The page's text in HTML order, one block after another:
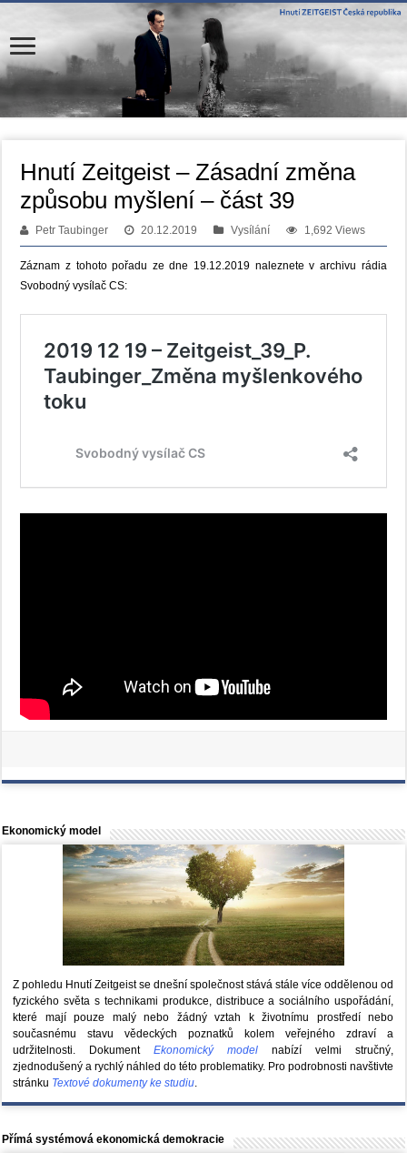
Hnutí Zeitgeist – Zásadní změna
způsobu myšlení – část 39
Petr Taubinger 20.12.2019 Vysílání 1,692 Views
Záznam z tohoto pořadu ze dne 19.12.2019 naleznete v archivu rádia
Svobodný vysílač CS:
Ekonomický model
Z pohledu Hnutí Zeitgeist se dnešní společnost stává stále více oddělenou od
fyzického světa s technikami produkce, distribuce a sociálního uspořádání,
které mají pouze malý nebo žádný vztah k životnímu prostředí nebo
současnému stavu vědeckých poznatků kolem veřejného zdraví a
udržitelnosti. DokumentEkonomický model nabízí velmi stručný,
zjednodušený a rychlý náhled do této problematiky. Pro podrobnosti navštivte
stránku Textové dokumenty ke studiu.
Přímá systémová ekonomická demokracie